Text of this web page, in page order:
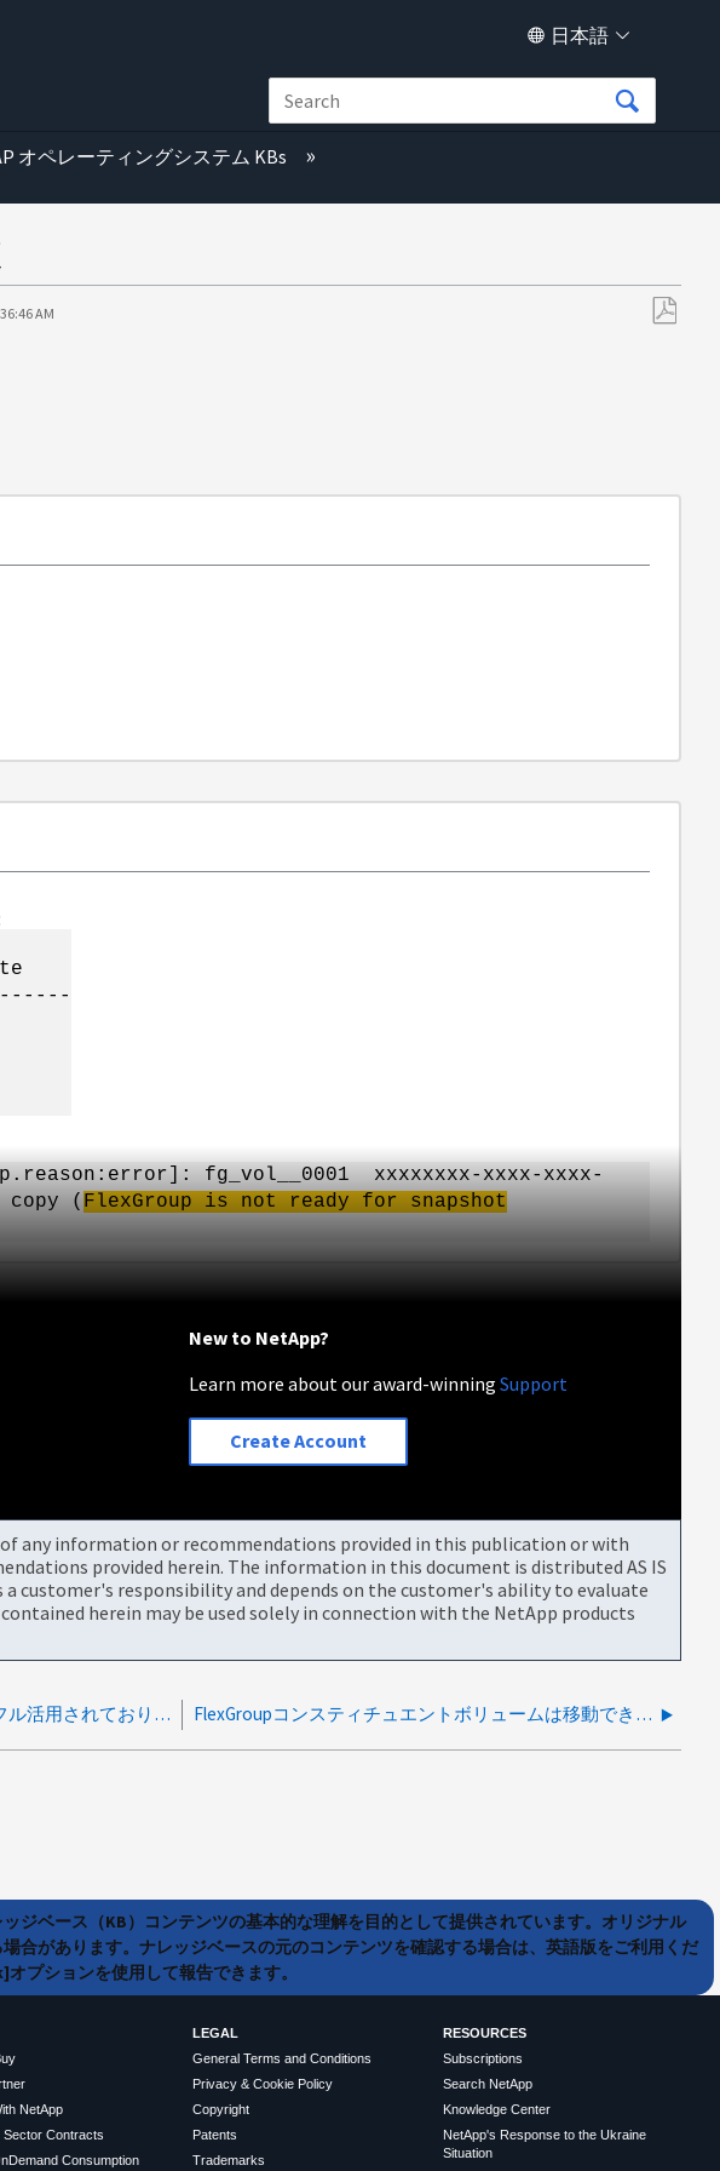
日本語
オペレーティングシステム KBs
AM
fg_vol__0001 xxxxxxxx-xxxx-xxxx-
copy ( FlexGroup is not ready for snapshot
New to NetApp?
Learn more about our award-winningSupport
Create Account
any information or recommendations provided in this publication or with
provided herein. The information in this document is distributed AS IS
responsibility and depends on the customer's ability to evaluate
herein may be used solely in connection with the NetApp products
FlexGroupコンスティチュエントがフル活用されており、アグリゲートにスペースが残っていない FlexGroupコンスティチュエントボリュームは移動できません
ジベース（KB）コンテンツの基本的な理解を目的として提供されています。オリジナル
合があります。ナレッジベースの元のコンテンツを確認する場合は、英語版をご利用くだ
プションを使用して報告できます。
NetApp
Sector Contracts
Consumption
LEGAL
General Terms and Conditions
Privacy & Cookie Policy
Copyright
Patents
Trademarks
RESOURCES
Subscriptions
Search NetApp
Knowledge Center
NetApp's Response to the Ukraine
Situation